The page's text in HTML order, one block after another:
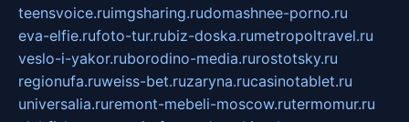
teensvoice.ruimgsharing.rudomashnee-porno.ru
eva-elfie.rufoto-tur.rubiz-doska.rumetropoltravel.ru
veslo-i-yakor.ruborodino-media.rurostotsky.ru
regionufa.ruweiss-bet.ruzaryna.rucasinotablet.ru
universalia.ruremont-mebeli-moscow.rutermomur.ru